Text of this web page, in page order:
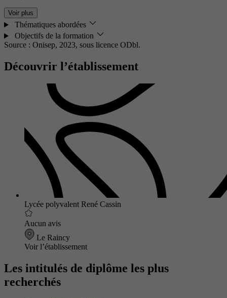
Voir plus
Thématiques abordées
Objectifs de la formation
Source : Onisep, 2023, sous licence ODbl.
Découvrir l’établissement
Lycée polyvalent René Cassin
Aucun avis
Le Raincy
Voir l’établissement
Les intitulés de diplôme les plus
recherchés